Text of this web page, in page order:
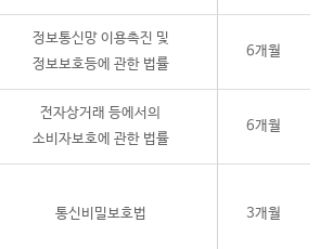
정보통신망 이용촉진 및
정보보호등에 관한 법률
6개월
전자상거래 등에서의
소비자보호에 관한 법률
6개월
통신비밀보호법 3개월